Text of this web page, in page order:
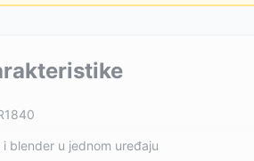
i blender u jednom uređaju